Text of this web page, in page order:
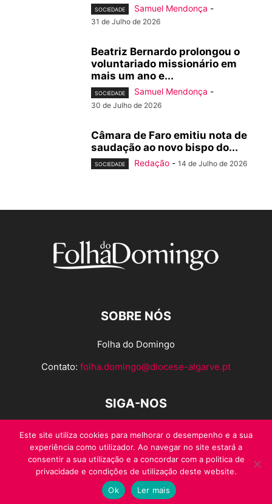
SOCIEDADE Samuel Mendonça -
31 de Julho de 2026
Beatriz Bernardo prolongou o
voluntariado missionário em
mais um ano e...
SOCIEDADE Samuel Mendonça -
30 de Julho de 2026
Câmara de Faro emitiu nota de
saudação ao novo bispo do...
SOCIEDADE Redação - 14 de Julho de 2026
SOBRE NÓS
Folha do Domingo
Contato: folha.domingo@diocese-algarve.pt
SIGA-NOS
© Folha do Domingo 2026, todos os direitos reservados.
Este site utiliza cookies para melhorar o desempenho e a sua
experiência como utilizador. Ao navegar no site estará a
consentir a sua utilização e a concordar com a politica de
privacidade e condições de utilização deste website.
Ok
Ler mais